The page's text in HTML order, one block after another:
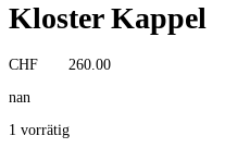
Kloster Kappel
CHF
260.00
nan
1 vorrätig